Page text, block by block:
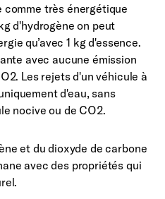
très énergétique
d'hydrogène on peut
qu’avec 1 kg d'essence.
avec aucune émission
Les rejets d'un véhicule à
d'eau, sans
nocive ou de CO2.
et du dioxyde de carbone
avec des propriétés qui